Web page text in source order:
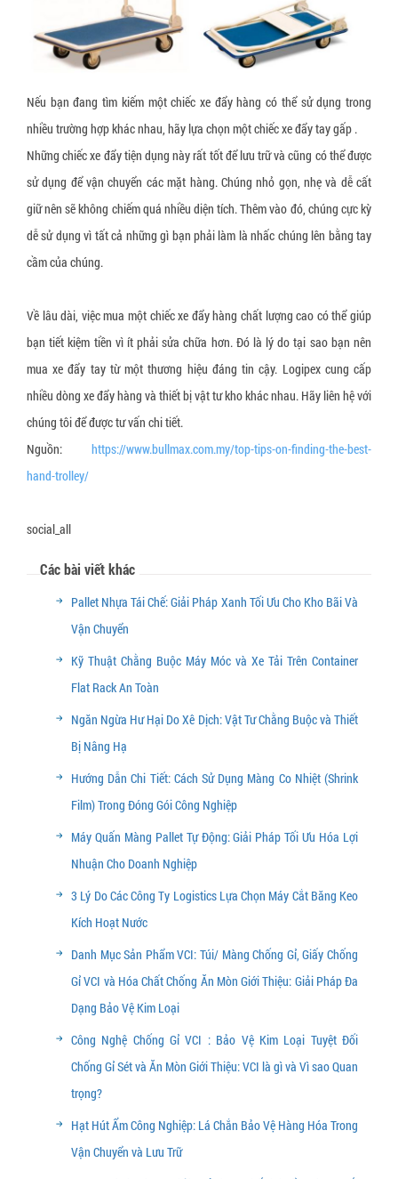
Nếu bạn đang tìm kiếm một chiếc xe đẩy hàng có thể sử dụng trong
nhiều trường hợp khác nhau, hãy lựa chọn một chiếc xe đẩy tay gấp .
Những chiếc xe đẩy tiện dụng này rất tốt để lưu trữ và cũng có thể được
sử dụng để vận chuyển các mặt hàng. Chúng nhỏ gọn, nhẹ và dễ cất
giữ nên sẽ không chiếm quá nhiều diện tích. Thêm vào đó, chúng cực kỳ
dễ sử dụng vì tất cả những gì bạn phải làm là nhấc chúng lên bằng tay
cầm của chúng.
Về lâu dài, việc mua một chiếc xe đẩy hàng chất lượng cao có thể giúp
bạn tiết kiệm tiền vì ít phải sửa chữa hơn. Đó là lý do tại sao bạn nên
mua xe đẩy tay từ một thương hiệu đáng tin cậy. Logipex cung cấp
nhiều dòng xe đẩy hàng và thiết bị vật tư kho khác nhau. Hãy liên hệ với
chúng tôi để được tư vấn chi tiết.
Nguồn: https://www.bullmax.com.my/top-tips-on-finding-the-best-
hand-trolley/
social_all
Các bài viết khác
Pallet Nhựa Tái Chế: Giải Pháp Xanh Tối Ưu Cho Kho Bãi Và
Vận Chuyển
Kỹ Thuật Chằng Buộc Máy Móc và Xe Tải Trên Container
Flat Rack An Toàn
Ngăn Ngừa Hư Hại Do Xê Dịch: Vật Tư Chằng Buộc và Thiết
Bị Nâng Hạ
Hướng Dẫn Chi Tiết: Cách Sử Dụng Màng Co Nhiệt (Shrink
Film) Trong Đóng Gói Công Nghiệp
Máy Quấn Màng Pallet Tự Động: Giải Pháp Tối Ưu Hóa Lợi
Nhuận Cho Doanh Nghiệp
3 Lý Do Các Công Ty Logistics Lựa Chọn Máy Cắt Băng Keo
Kích Hoạt Nước
Danh Mục Sản Phẩm VCI: Túi/ Màng Chống Gỉ, Giấy Chống
Gỉ VCI và Hóa Chất Chống Ăn Mòn Giới Thiệu: Giải Pháp Đa
Dạng Bảo Vệ Kim Loại
Công Nghệ Chống Gỉ VCI : Bảo Vệ Kim Loại Tuyệt Đối
Chống Gỉ Sét và Ăn Mòn Giới Thiệu: VCI là gì và Vì sao Quan
trọng?
Hạt Hút Ẩm Công Nghiệp: Lá Chắn Bảo Vệ Hàng Hóa Trong
Vận Chuyển và Lưu Trữ